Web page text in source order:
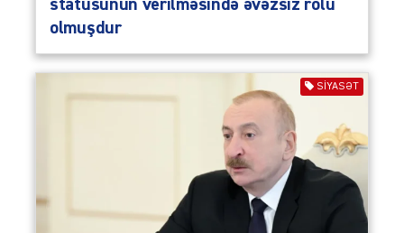
statusunun verilməsində əvəzsiz rolu
olmuşdur
SIYASƏT